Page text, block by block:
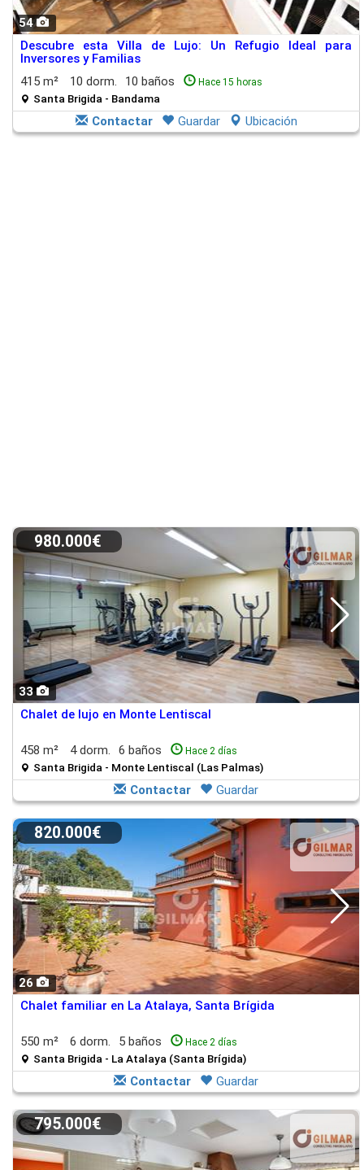
54
Descubre esta Villa de Lujo: Un Refugio Ideal para
Inversores y Familias
415 m²
10 dorm. 10 baños Hace 15 horas
Santa Brigida - Bandama
Contactar Guardar Ubicación
33
980.000€
Chalet de lujo en Monte Lentiscal
458 m² 4 dorm. 6 baños Hace 2 días
Santa Brigida - Monte Lentiscal (Las Palmas)
Contactar Guardar
26
820.000€
Chalet familiar en La Atalaya, Santa Brígida
550 m² 6 dorm. 5 baños Hace 2 días
Santa Brigida - La Atalaya (Santa Brígida)
Contactar Guardar
795.000€